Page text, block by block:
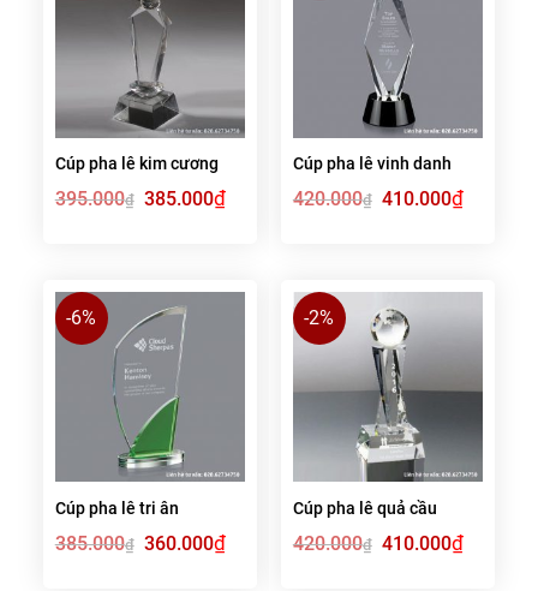
Cúp pha lê kim cương
395.000₫ Giá
gốc
385.000₫Giá
hiện
Cúp pha lê vinh danh
420.000₫ Giá
gốc
410.000₫Giá
hiện
-6%
Cúp pha lê tri ân
385.000₫ Giá
gốc
360.000₫Giá
hiện
-2%
Cúp pha lê quả cầu
420.000₫
Giá
gốc
410.000₫Giá
hiện